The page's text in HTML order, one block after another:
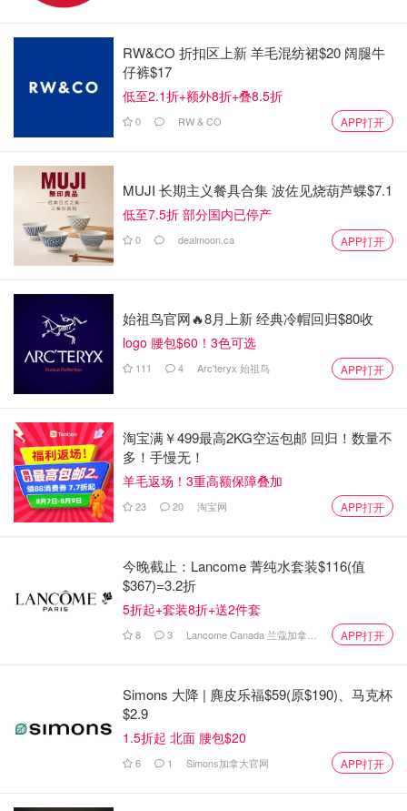
不必惊慌！王室葬礼安排属正常流程，并非病
事实上，王室成员的葬礼计划通常都会提前制定，以确保一
切井然有序。女王伊丽莎白二世的葬礼计划“伦敦桥行动”早
在王室内部备案。
因此，凯特的葬礼计划曝光，并不意味着她的健康状况急剧
恶化，而是王室的惯例安排。
King. New Court. The Inside Story》所描述的：“事实上，
任何涉及数千名士兵、大量警察和所有其他服务部门以及所
有广播公司和媒体的事情，都必须制定一些计划。”
早在二十年前，女王伊丽莎白二世就已经开始认真筹划她的
告别仪式，即所谓的“伦敦桥行动”。类似的规划还有“梅奈桥
行动”——查尔斯国王的葬礼代号。
而威廉王子的代号是“克莱尔桥行动”，因为克莱尔桥是剑桥
RW&CO 折扣区上新 羊毛混纺裙$20 阔腿牛
仔裤$17
低至2.1折+额外8折+叠8.5折
0 RW & CO APP打开
MUJI 长期主义餐具合集 波佐见烧葫芦蝶$7.1
低至7.5折 部分国内已停产
0 dealmoon.ca APP打开
始祖鸟官网🔥8月上新 经典冷帽回归$80收
logo 腰包$60！3色可选
111 4 Arc'teryx 始祖鸟 APP打开
淘宝满￥499最高2KG空运包邮 回归！数量不
多！手慢无！
羊毛返场！3重高额保障叠加
23 20 淘宝网 APP打开
今晚截止：Lancome 菁纯水套装$116(值
$367)=3.2折
5折起+套装8折+送2件套
8 3 Lancome Canada 兰蔻加拿大官网 APP打开
Simons 大降 | 麂皮乐福$59(原$190)、马克杯
$2.9
1.5折起 北面 腰包$20
6 1 Simons加拿大官网 APP打开